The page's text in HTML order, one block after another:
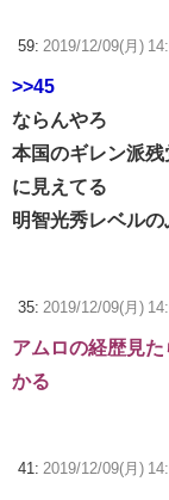
59: 2019/12/09(月)
>>45
ならんやろ
本国のギレン派
に見えてる
明智光秀レベル
35: 2019/12/09(月)
アムロの経歴見
かる
41: 2019/12/09(月)